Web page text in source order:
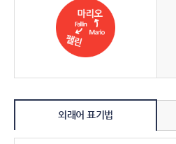
외래어 표기법